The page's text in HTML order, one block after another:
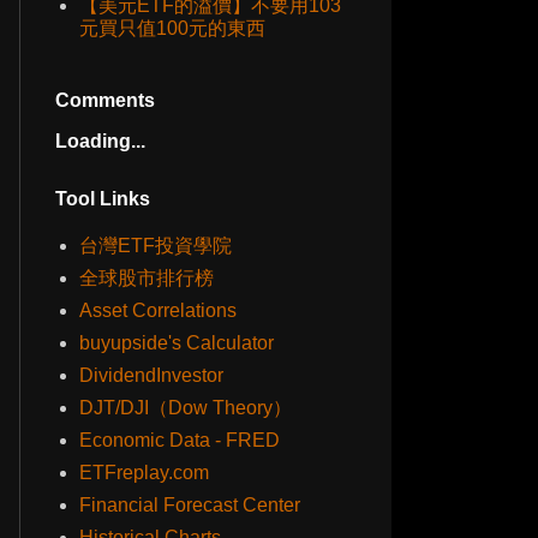
【美元ETF的溢價】不要用103
元買只值100元的東西
Comments
Loading...
Tool Links
台灣ETF投資學院
全球股市排行榜
Asset Correlations
buyupside's Calculator
DividendInvestor
DJT/DJI（Dow Theory）
Economic Data - FRED
ETFreplay.com
Financial Forecast Center